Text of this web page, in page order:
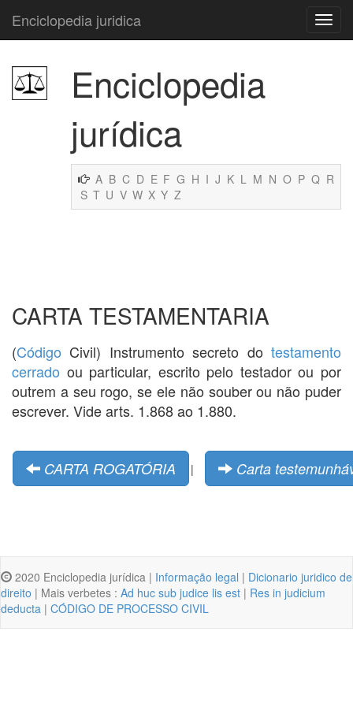
Enciclopedia juridica
Enciclopedia
jurídica
A B C D E F G H I J K L M N O P Q R
S T U V W X Y Z
CARTA TESTAMENTARIA
(Código Civil) Instrumento secreto do testamento
cerrado ou particular, escrito pelo testador ou por
outrem a seu rogo, se ele não souber ou não puder
escrever. Vide arts. 1.868 ao 1.880.
CARTA ROGATÓRIA | Carta
2020 Enciclopedia jurídica | Informação legal | Dicionario juridico de
direito | Mais verbetes : Ad huc sub judice lis est | Res in judicium
deducta | CÓDIGO DE PROCESSO CIVIL